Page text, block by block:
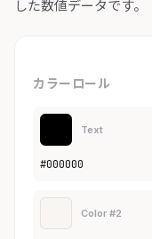
した数値データです
カラーロール
Text
#000000
Color #2